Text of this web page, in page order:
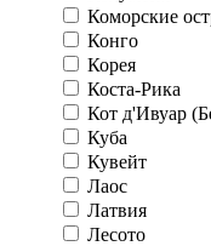
Коморские
Конго
Корея
Коста-Рика
Кот д'Ивуар
Куба
Кувейт
Лаос
Латвия
Лесото